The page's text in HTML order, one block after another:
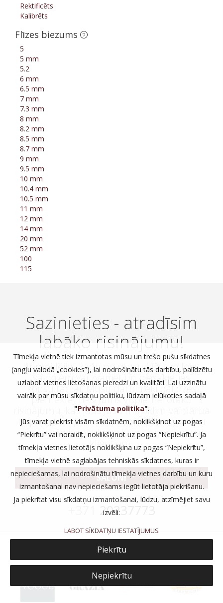
Rektificēts
Kalibrēts
Flīzes biezums
5
5 mm
5.2
6 mm
6.5 mm
7 mm
7.3 mm
8 mm
8.2 mm
8.5 mm
8.7 mm
9 mm
9.5 mm
10 mm
10.4 mm
10.5 mm
11 mm
12 mm
14 mm
20 mm
52 mm
100
115
Sazinieties - atradīsim
labāko risinājumu!
Apmeklējiet kādu no mūsu flīžu un logu
saloniem vai zvaniet un piesakieties
konsultācijai. Mūsu darbinieki palīdzēs
piemeklēt tieši Jums vispiemērotāko
risinājumu, kas ļaus Jūsu mājoklim vai darba
telpām izskatīties satriecoši un atstās elpu
aizraujošu iespaidu uz Jūsu ciemiņiem vai
klientiem.
SALONI
vai zvaniet:
20237773
Tīmekļa vietnē tiek izmantotas mūsu un trešo pušu sīkdatnes
(angļu valodā „cookies”), lai nodrošinātu tās darbību, palīdzētu
uzlabot vietnes lietošanas pieredzi un kvalitāti. Lai uzzinātu
vairāk par mūsu sīkdatņu politiku, lūdzam ielūkoties sadaļā
"Privātuma politika".
Jūs varat piekrist visām sīkdatnēm, noklikšķinot uz pogas
“Piekrītu” vai noraidīt, noklikšķinot uz pogas “Nepiekrītu”. Ja
tīmekļa vietnes lietotājs noklikšķina uz pogas “Nepiekrītu”,
tīmekļa vietnē saglabājas tehniskās sīkdatnes, kuras ir
nepieciešamas, lai nodrošinātu tīmekļa vietnes darbību un kuru
izmantošanai nav nepieciešams iegūt lietotāja piekrišanu.
Ja piekrītat visu sīkdatņu izmantošanai, lūdzu, atzīmējiet savu
izvēli:
LABOT SĪKDATŅU IESTATĪJUMUS
Piekrītu
Nepiekrītu